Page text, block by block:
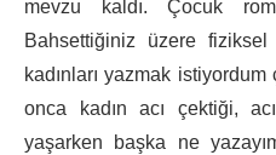
mevzu kaldı. Çocuk
Bahsettiğiniz üzere
kadınları yazmak
onca kadın acı çektiği,
yaşarken başka ne